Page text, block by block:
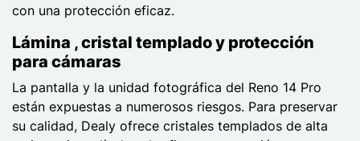
con una protección eficaz.
Lámina , cristal templado y protección
para cámaras
La pantalla y la unidad fotográfica del Reno 14 Pro
están expuestas a numerosos riesgos. Para preservar
su calidad, Dealy ofrece cristales templados de alta